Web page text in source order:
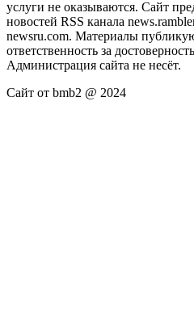
услуги не оказываются. Сайт
новостей RSS канала
newsru.com. Материалы
ответственность за
Администрация сайта не несёт.
Сайт от bmb2 @ 2024